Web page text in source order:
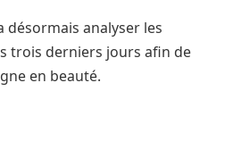
désormais analyser les
trois derniers jours afin de
en beauté.